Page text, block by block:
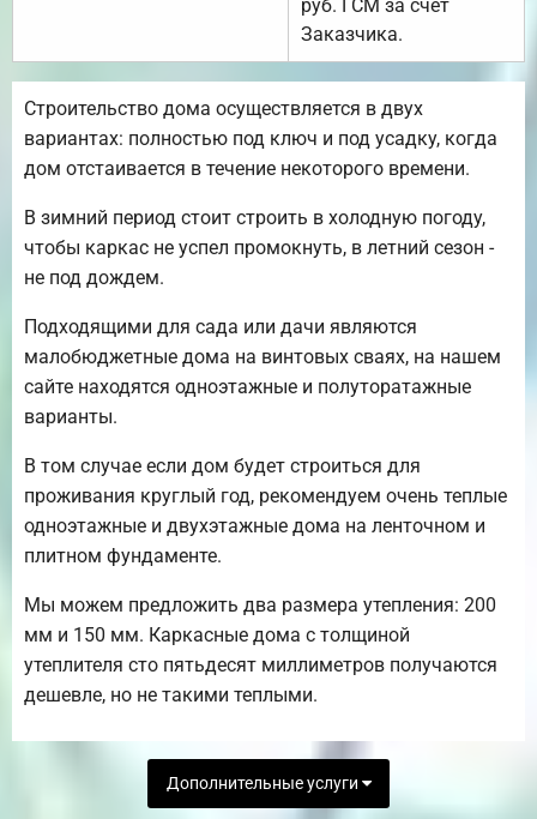
руб. ГСМ за счёт
Заказчика.
Строительство дома осуществляется в двух
вариантах: полностью под ключ и под усадку, когда
дом отстаивается в течение некоторого времени.
В зимний период стоит строить в холодную погоду,
чтобы каркас не успел промокнуть, в летний сезон -
не под дождем.
Подходящими для сада или дачи являются
малобюджетные дома на винтовых сваях, на нашем
сайте находятся одноэтажные и полуторатажные
варианты.
В том случае если дом будет строиться для
проживания круглый год, рекомендуем очень теплые
одноэтажные и двухэтажные дома на ленточном и
плитном фундаменте.
Мы можем предложить два размера утепления: 200
мм и 150 мм. Каркасные дома с толщиной
утеплителя сто пятьдесят миллиметров получаются
дешевле, но не такими теплыми.
Дополнительные услуги